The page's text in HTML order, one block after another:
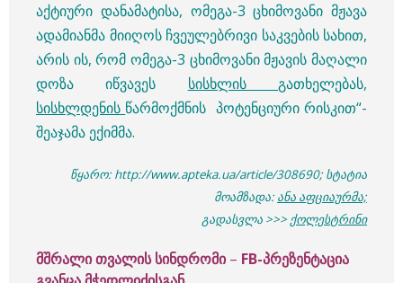
აქტიური დანამატისა, ომეგა-3 ცხიმოვანი მჟავა
ადამიანმა მიიღოს ჩვეულებრივი საკვების სახით,
არის ის, რომ ომეგა-3 ცხიმოვანი მჟავის მაღალი
დოზა იწვავეს სისხლისგათხელებას,
სისხლდენის წარმოქმნის პოტენციური რისკით“-
შეაჯამა ექიმმა.
წყარო: http://www.apteka.ua/article/308690; სტატია
მოამზადა:ანა აფციაურმა;
გადასვლა >>>ქოლესტრინი
მშრალი თვალის სინდრომი– FB-პრეზენტაცია